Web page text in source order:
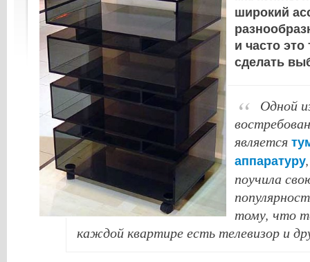
широкий
и часто
сделать
Одной
является
аппаратуру
поучила
тому, что
каждой квартире есть телевизор и